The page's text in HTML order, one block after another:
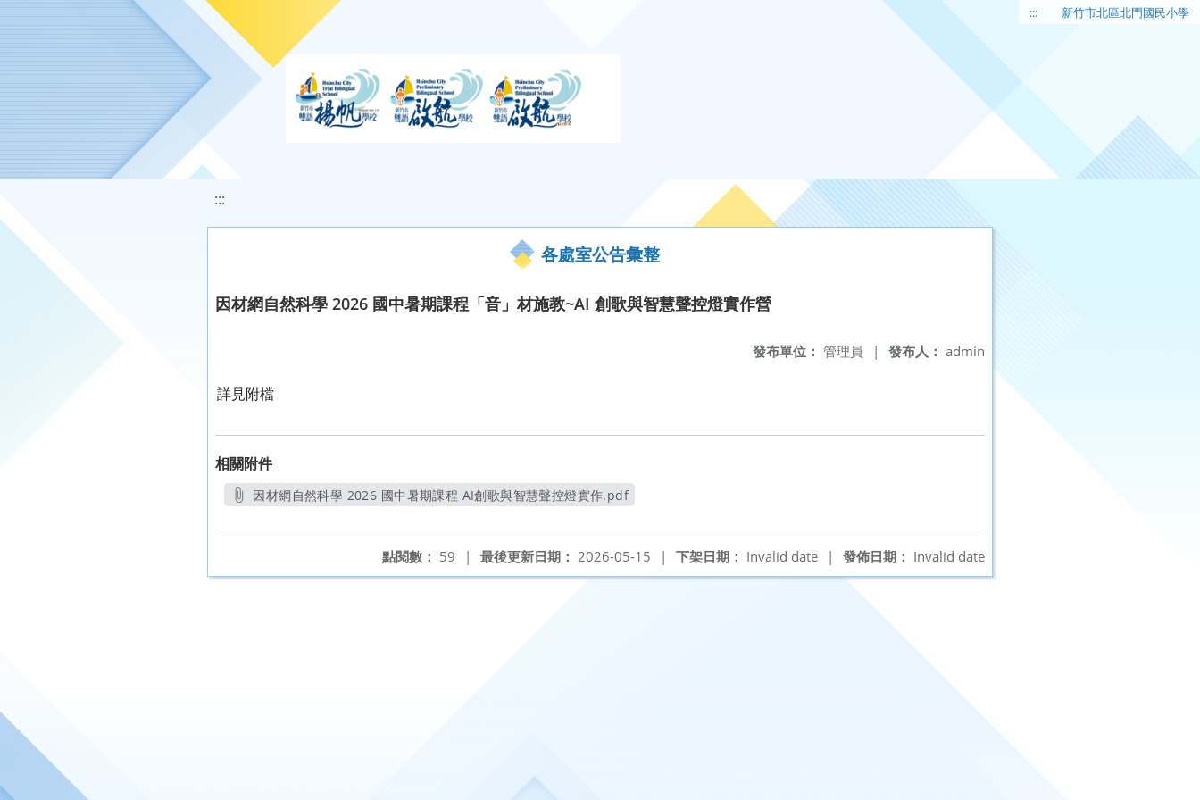
移至網頁之主要內容區位置 ::: 新竹市北區北門國民小學
:::
各處室公告彙整
因材網自然科學 2026 國中暑期課程「音」材施教~AI 創歌與智慧聲控燈實作營
發布人： admin
發布單位： 管理員 |
詳見附檔
相關附件
因材網自然科學 2026 國中暑期課程 AI創歌與智慧聲控燈實作.pdf
發佈日期： Invalid date
下架日期： Invalid date |
最後更新日期： 2026-05-15 |
點閱數： 59 |